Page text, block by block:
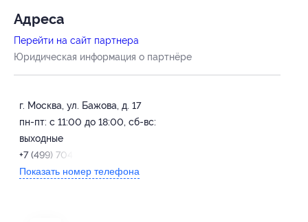
Адресa
Перейти на сайт партнера
Юридическая информация о партнёре
г. Москва, ул. Бажова, д. 17
пн-пт: с 11:00 до 18:00, сб-вс:
выходные
+7 (499) 704-22-84
Показать номер телефона